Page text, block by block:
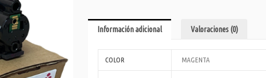
Información adicional Valoraciones (0)
COLOR MAGENTA